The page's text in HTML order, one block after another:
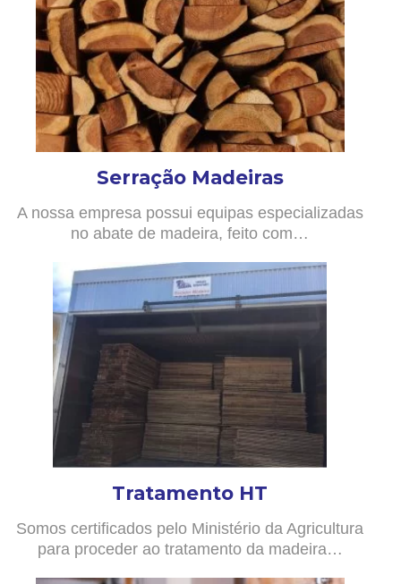
Serração Madeiras
A nossa empresa possui equipas especializadas
no abate de madeira, feito com…
Tratamento HT
Somos certificados pelo Ministério da Agricultura
para proceder ao tratamento da madeira…